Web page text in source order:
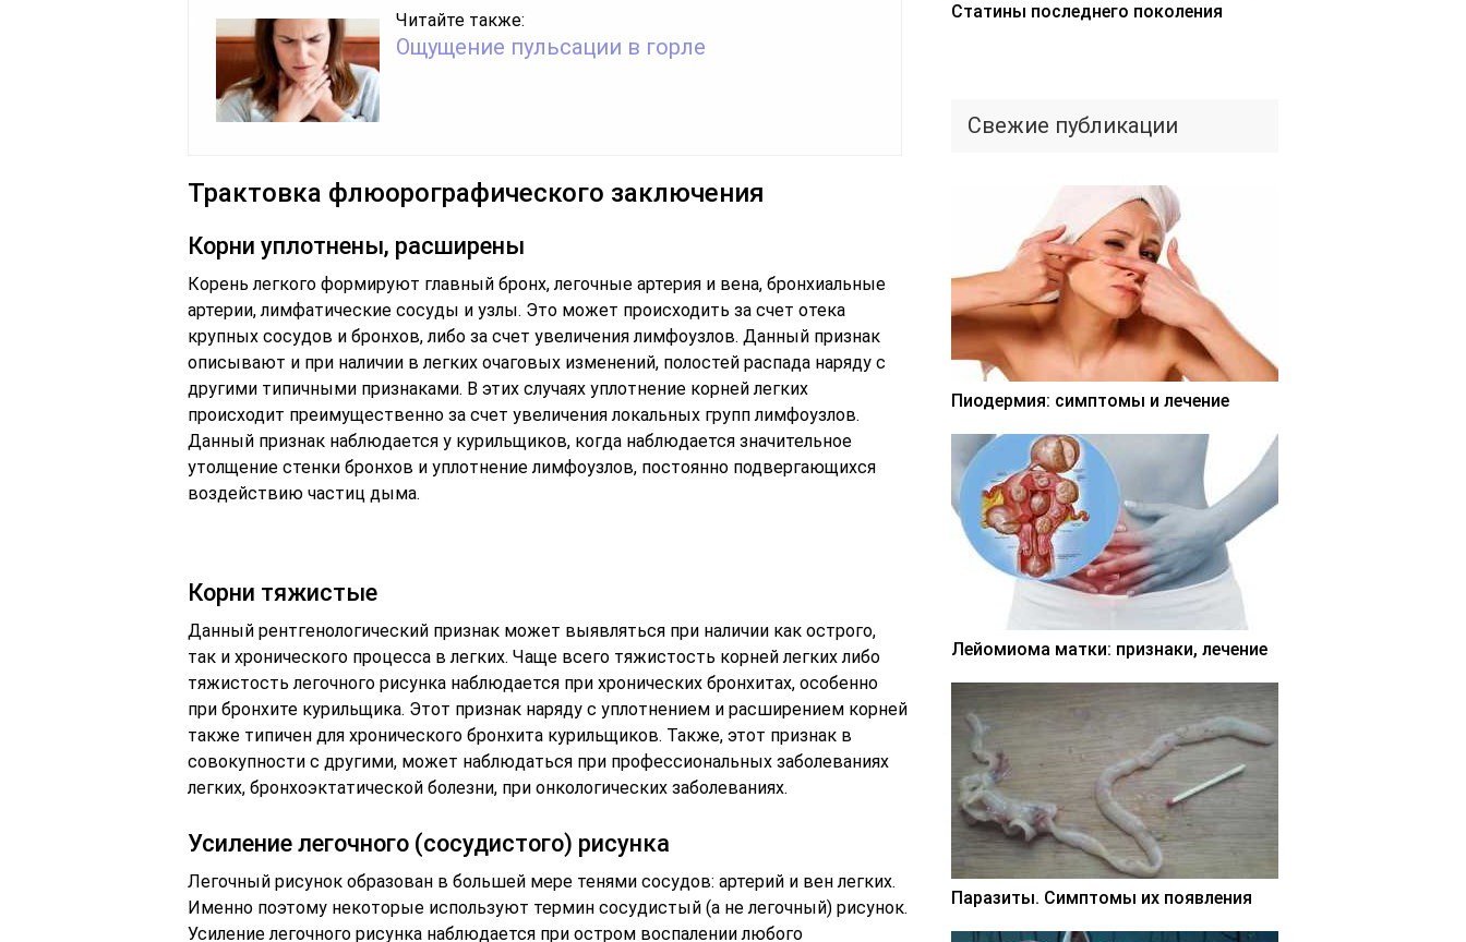
Читайте также:
Ощущение пульсации в горле
Трактовка флюорографического заключения
Корни уплотнены, расширены
Корень легкого формируют главный бронх, легочные артерия и вена, бронхиальные
артерии, лимфатические сосуды и узлы. Это может происходить за счет отека
крупных сосудов и бронхов, либо за счет увеличения лимфоузлов. Данный признак
описывают и при наличии в легких очаговых изменений, полостей распада наряду с
другими типичными признаками. В этих случаях уплотнение корней легких
происходит преимущественно за счет увеличения локальных групп лимфоузлов.
Данный признак наблюдается у курильщиков, когда наблюдается значительное
утолщение стенки бронхов и уплотнение лимфоузлов, постоянно подвергающихся
воздействию частиц дыма.
Корни тяжистые
Данный рентгенологический признак может выявляться при наличии как острого,
так и хронического процесса в легких. Чаще всего тяжистость корней легких либо
тяжистость легочного рисунка наблюдается при хронических бронхитах, особенно
при бронхите курильщика. Этот признак наряду с уплотнением и расширением корней
также типичен для хронического бронхита курильщиков. Также, этот признак в
совокупности с другими, может наблюдаться при профессиональных заболеваниях
легких, бронхоэктатической болезни, при онкологических заболеваниях.
Усиление легочного (сосудистого) рисунка
Легочный рисунок образован в большей мере тенями сосудов: артерий и вен легких.
Именно поэтому некоторые используют термин сосудистый (а не легочный) рисунок.
Усиление легочного рисунка наблюдается при остром воспалении любого
Статины последнего поколения
Свежие публикации
Пиодермия: симптомы и лечение
Лейомиома матки: признаки, лечение
Паразиты. Симптомы их появления